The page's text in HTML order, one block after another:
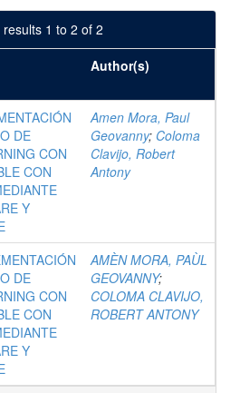
1 to 2 of 2
Author(s)
DE
CON
CON
Y
Amen Mora, Paul
Geovanny; Coloma
Clavijo, Robert
Antony
DE
CON
CON
Y
AMÈN MORA, PAÙL
GEOVANNY;
COLOMA CLAVIJO,
ROBERT ANTONY